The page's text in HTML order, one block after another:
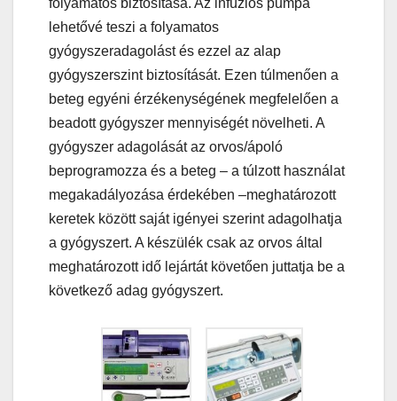
lehetővé teszi a folyamatos
gyógyszeradagolást és ezzel az alap
gyógyszerszint biztosítását. Ezen túlmenően a
beteg egyéni érzékenységének megfelelően a
beadott gyógyszer mennyiségét növelheti. A
gyógyszer adagolását az orvos/ápoló
beprogramozza és a beteg – a túlzott használat
megakadályozása érdekében –meghatározott
keretek között saját igényei szerint adagolhatja
a gyógyszert. A készülék csak az orvos által
meghatározott idő lejártát követően juttatja be a
következő adag gyógyszert.